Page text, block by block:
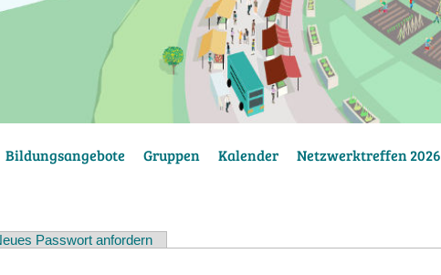
Bildungsangebote Gruppen Kalender Netzwerktreffen 2026
Reiter)Passwort anfordern